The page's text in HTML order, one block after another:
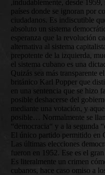
,indudablemente, desde
países donde se ignoran por
ciudadanos. Es indiscutible
absoluto un sistema
esperanza que la revolución
alternativa al sistema
prepotente de la izquierda,
el sistema cubano es una
Quizás sea más transparente
británico Karl Popper que
en una sentencia que se hizo
posible deshacerse del
mediante una votación, y
posible… Normalmente se
“democracia“ y a la segunda
El único partido permitido en
Las últimas elecciones
fueron en 1952. Ese es el
Es literalmente un crimen
cubanos, hace caso omiso a